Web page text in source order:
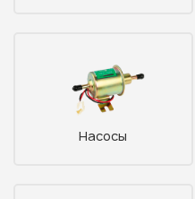
Насосы